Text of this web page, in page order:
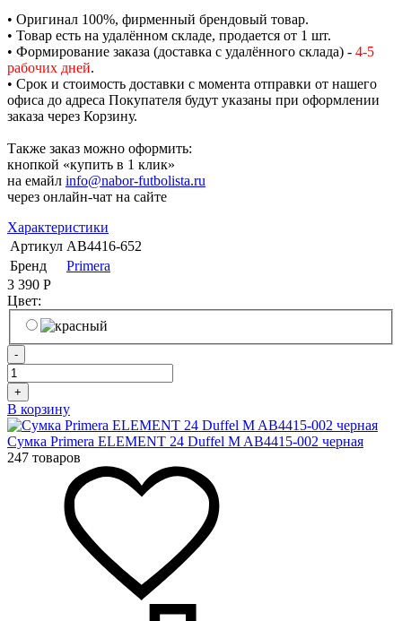
• Оригинал 100%, фирменный брендовый товар.
• Товар есть на удалённом складе, продается от 1 шт.
• Формирование заказа (доставка с удалённого склада) - 4-5
рабочих дней.
• Срок и стоимость доставки с момента отправки от нашего
офиса до адреса Покупателя будут указаны при оформлении
заказа через Корзину.
Также заказ можно оформить:
кнопкой «купить в 1 клик»
на емайл info@nabor-futbolista.ru
через онлайн-чат на сайте
Характеристики
Артикул AB4416-652
Бренд
Primera
3 390 Р
Цвет:
-
+
В корзину
Сумка Primera ELEMENT 24 Duffel M AB4415-002 черная
247 товаров